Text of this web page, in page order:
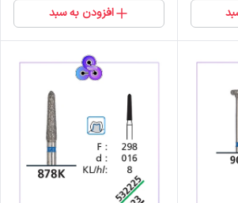
افزودن به سبد